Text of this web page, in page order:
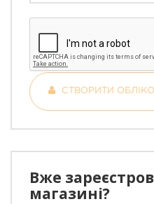
СТВОРИТИ
Вже
магазині?